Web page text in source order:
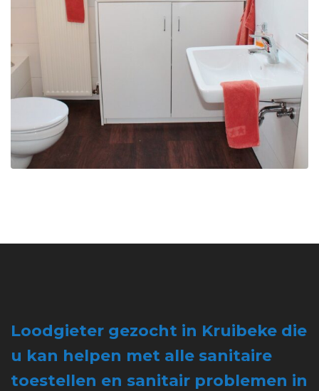
Loodgieter gezocht in Kruibeke die
u kan helpen met alle sanitaire
toestellen en sanitair problemen in